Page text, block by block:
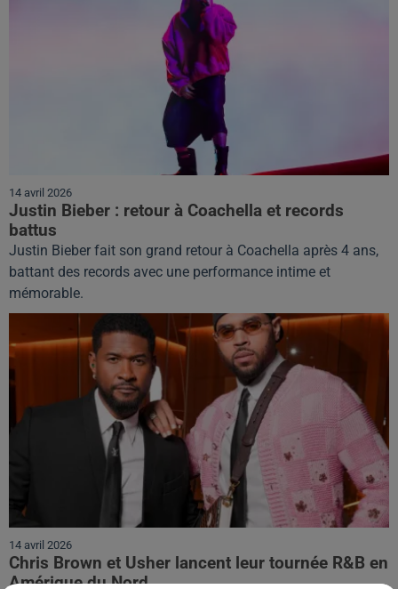
14 avril 2026
Justin Bieber : retour à Coachella et records
battus
Justin Bieber fait son grand retour à Coachella après 4 ans,
battant des records avec une performance intime et
mémorable.
14 avril 2026
Chris Brown et Usher lancent leur tournée R&B en
Amérique du Nord